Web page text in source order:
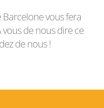
vous fera
de nous dire ce
de nous !